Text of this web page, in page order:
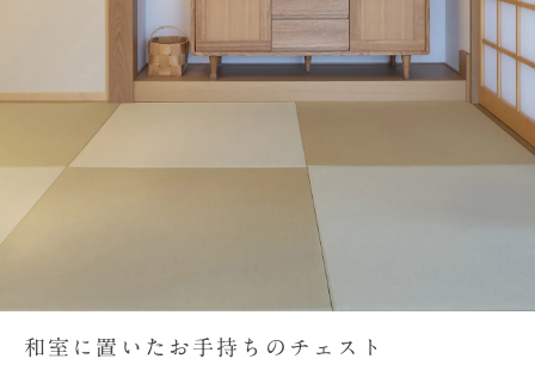
和室に置いたお手持ちのチェスト